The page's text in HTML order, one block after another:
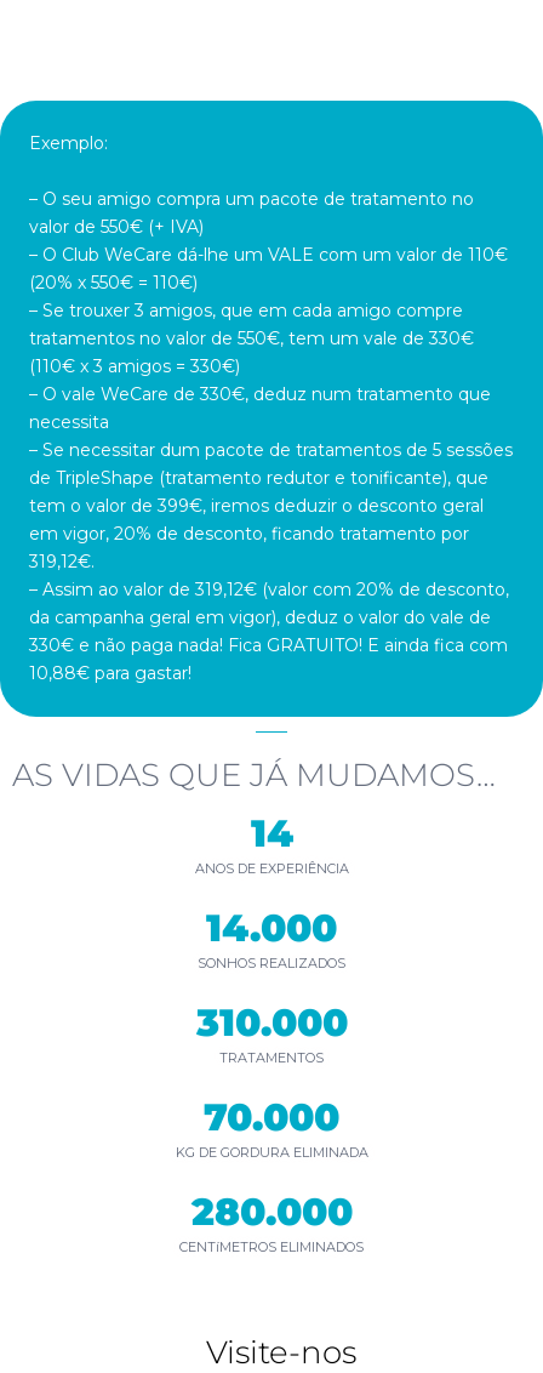
Exemplo:
– O seu amigo compra um pacote de tratamento no
valor de 550€ (+ IVA)
– O Club WeCare dá-lhe um VALE com um valor de 110€
(20% x 550€ = 110€)
– Se trouxer 3 amigos, que em cada amigo compre
tratamentos no valor de 550€, tem um vale de 330€
(110€ x 3 amigos = 330€)
– O vale WeCare de 330€, deduz num tratamento que
necessita
– Se necessitar dum pacote de tratamentos de 5 sessões
de TripleShape (tratamento redutor e tonificante), que
tem o valor de 399€, iremos deduzir o desconto geral
em vigor, 20% de desconto, ficando tratamento por
319,12€.
– Assim ao valor de 319,12€ (valor com 20% de desconto,
da campanha geral em vigor), deduz o valor do vale de
330€ e não paga nada! Fica GRATUITO! E ainda fica com
10,88€ para gastar!
AS VIDAS QUE JÁ MUDAMOS…
ANOS DE EXPERIÊNCIA
14
SONHOS REALIZADOS
14.000
TRATAMENTOS
310.000
KG DE GORDURA ELIMINADA
70.000
CENTíMETROS ELIMINADOS
280.000
Visite-nos